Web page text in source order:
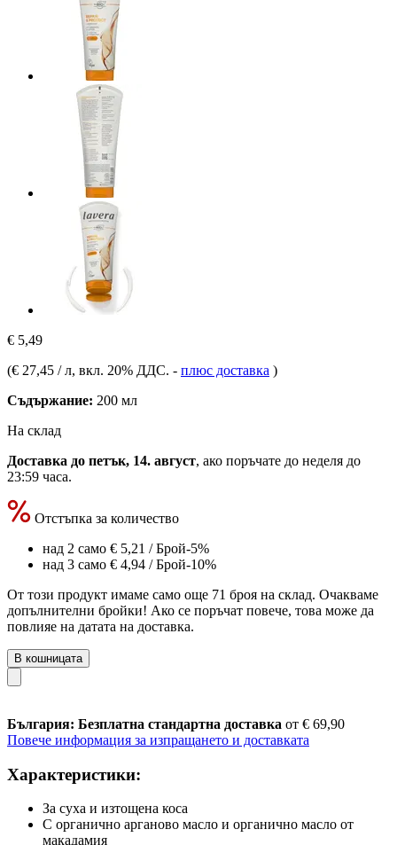
€ 5,49
(€ 27,45 / л, вкл. 20% ДДС. - плюс доставка )
Съдържание: 200 мл
На склад
Доставка до петък, 14. август, ако поръчате до неделя до
23:59 часа.
Отстъпка за количество
над 2 само € 5,21 / Брой-5%
над 3 само € 4,94 / Брой-10%
От този продукт имаме само още 71 броя на склад. Очакваме
допълнителни бройки! Ако се поръчат повече, това може да
повлияе на датата на доставка.
В кошницата
България: Безплатна стандартна доставка от € 69,90
Повече информация за изпращането и доставката
Характеристики:
За суха и изтощена коса
С органично арганово масло и органично масло от
макадамия